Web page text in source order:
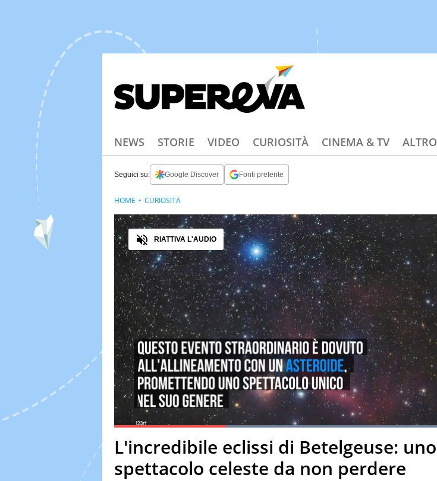
NEWS STORIE VIDEO CURIOSITÀ CINEMA & TV ALTRO
Seguici su: Google Discover Fonti preferite
PauseUnmuteCurrent Time
0:19 Duration
1:01
Loaded:100.00%
Fullscreen
Audio
RIATTIVA L'AUDIO
L'incredibile eclissi di Betelgeuse: uno
spettacolo celeste da non perdere
HOME CURIOSITÀ